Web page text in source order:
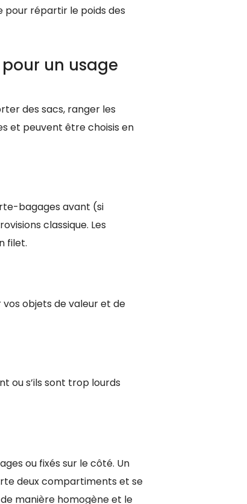
pour répartir le poids des
un usage
des sacs, ranger les
et peuvent être choisis en
bagages avant (si
classique. Les
filet.
objets de valeur et de
ou s’ils sont trop lourds
ou fixés sur le côté. Un
deux compartiments et se
manière homogène et le